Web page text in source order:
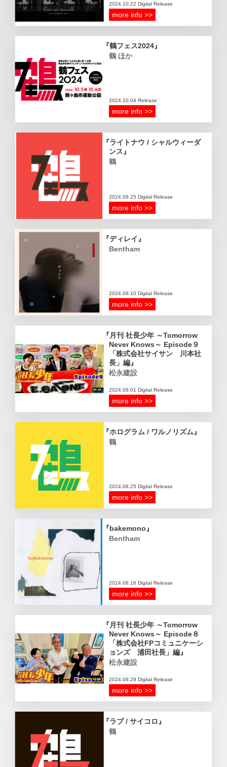
2024.10.22 Digital Release
more info >>
鶴フェス2024
鶴 ほか
2024.10.04 Release
more info >>
ライトナウ / シャルウィーダ
ンス
鶴
2024.09.25 Digital Release
more info >>
ディレイ
Bentham
2024.09.10 Digital Release
more info >>
月刊 社長少年 ～Tomorrow
Never Knows～ Episode９
「株式会社サイサン 川本社
長」編
松永建設
2024.09.01 Digital Release
more info >>
ホログラム / ワルノリズム
鶴
2024.08.25 Digital Release
more info >>
bakemono
Bentham
2024.08.16 Digital Release
more info >>
月刊 社長少年 ～Tomorrow
Never Knows～ Episode８
「株式会社FPコミュニケーシ
ョンズ 浦田社長」編
松永建設
2024.08.29 Digital Release
more info >>
ラブ / サイコロ
鶴